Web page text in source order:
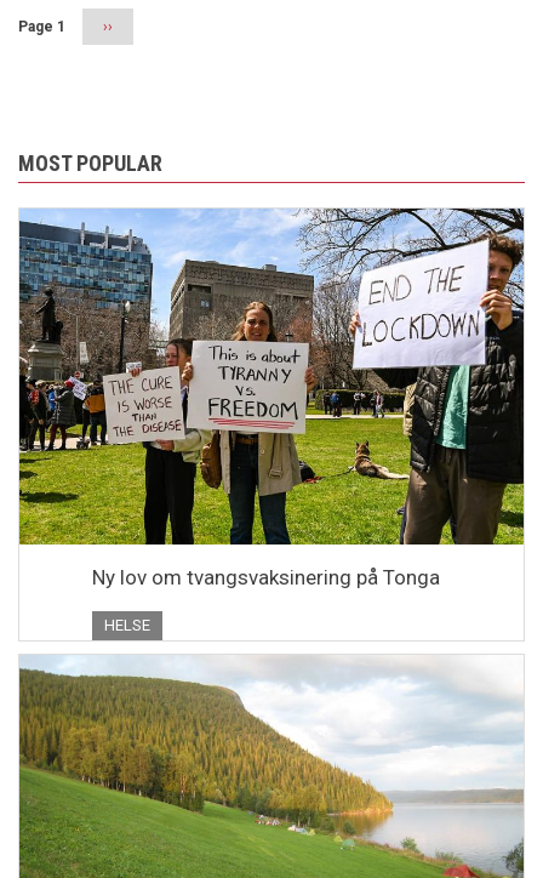
Page 1
Next
››
MOST POPULAR
Ny lov om tvangsvaksinering på Tonga
HELSE